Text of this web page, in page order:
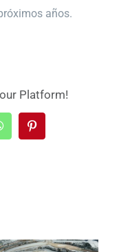
años.
Platform!
Pinterest